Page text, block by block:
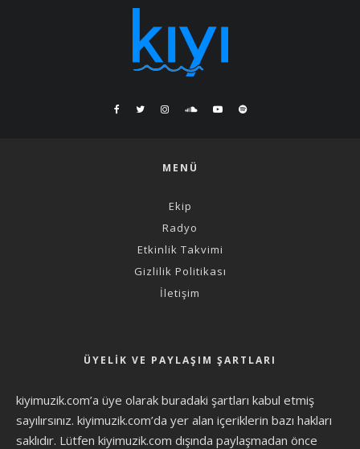
MENÜ
Ekip
Radyo
Etkinlik Takvimi
Gizlilik Politikası
İletişim
ÜYELIK VE PAYLAŞIM ŞARTLARI
kiyimuzik.com’a üye olarak buradaki şartları kabul etmiş
sayılırsınız. kiyimuzik.com’da yer alan içeriklerin bazı hakları
saklıdır. Lütfen kiyimuzik.com dışında paylaşmadan önce